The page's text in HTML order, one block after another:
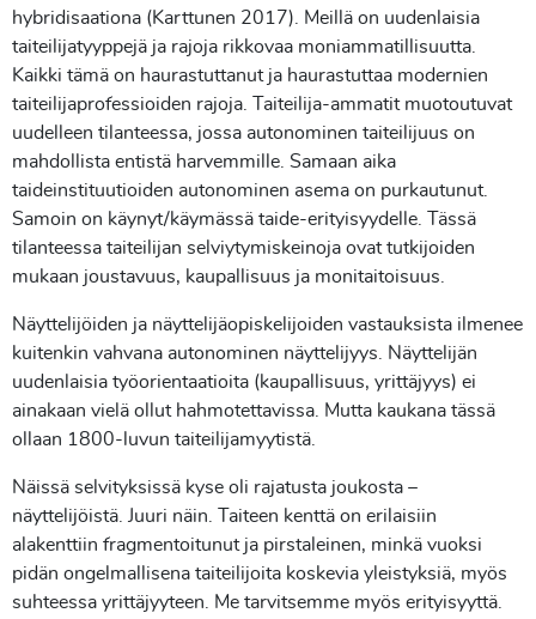
hybridisaationa (Karttunen 2017). Meillä on uudenlaisia
taiteilijatyyppejä ja rajoja rikkovaa moniammatillisuutta.
Kaikki tämä on haurastuttanut ja haurastuttaa modernien
taiteilijaprofessioiden rajoja. Taiteilija-ammatit muotoutuvat
uudelleen tilanteessa, jossa autonominen taiteilijuus on
mahdollista entistä harvemmille. Samaan aika
taideinstituutioiden autonominen asema on purkautunut.
Samoin on käynyt/käymässä taide-erityisyydelle. Tässä
tilanteessa taiteilijan selviytymiskeinoja ovat tutkijoiden
mukaan joustavuus, kaupallisuus ja monitaitoisuus.
Näyttelijöiden ja näyttelijäopiskelijoiden vastauksista ilmenee
kuitenkin vahvana autonominen näyttelijyys. Näyttelijän
uudenlaisia työorientaatioita (kaupallisuus, yrittäjyys) ei
ainakaan vielä ollut hahmotettavissa. Mutta kaukana tässä
ollaan 1800-luvun taiteilijamyytistä.
Näissä selvityksissä kyse oli rajatusta joukosta –
näyttelijöistä. Juuri näin. Taiteen kenttä on erilaisiin
alakenttiin fragmentoitunut ja pirstaleinen, minkä vuoksi
pidän ongelmallisena taiteilijoita koskevia yleistyksiä, myös
suhteessa yrittäjyyteen. Me tarvitsemme myös erityisyyttä.